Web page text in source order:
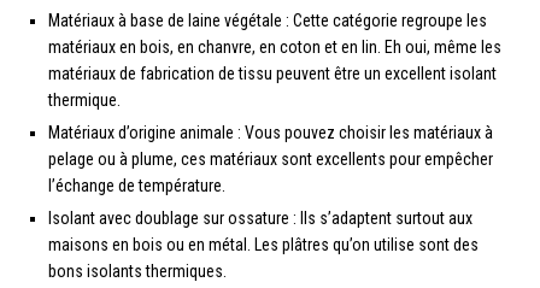
Matériaux à base de laine végétale : Cette catégorie regroupe les
matériaux en bois, en chanvre, en coton et en lin. Eh oui, même les
matériaux de fabrication de tissu peuvent être un excellent isolant
thermique.
Matériaux d’origine animale : Vous pouvez choisir les matériaux à
pelage ou à plume, ces matériaux sont excellents pour empêcher
l’échange de température.
Isolant avec doublage sur ossature : Ils s’adaptent surtout aux
maisons en bois ou en métal. Les plâtres qu’on utilise sont des
bons isolants thermiques.